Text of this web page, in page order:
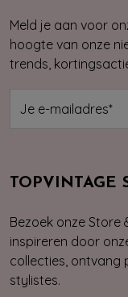
Meld je aan voor
hoogte van onze
trends,
TOPVINTAGE
Bezoek onze Store
inspireren door
collecties, ontvang
stylistes.